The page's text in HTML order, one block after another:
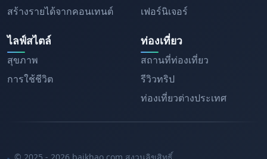
สร้างรายได้จากคอนเทนต์
เฟอร์นิเจอร์
ไลฟ์สไตล์
สุขภาพ
การใช้ชีวิต
ท่องเที่ยว
สถานที่ท่องเที่ยว
รีวิวทริป
ท่องเที่ยวต่างประเทศ